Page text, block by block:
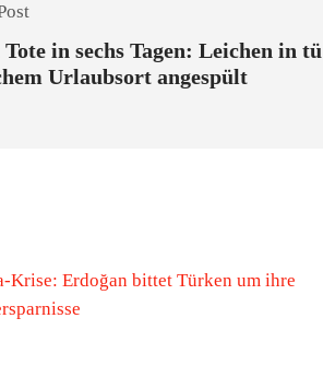
in sechs Tagen: Leichen in tü
Urlaubsort angespült